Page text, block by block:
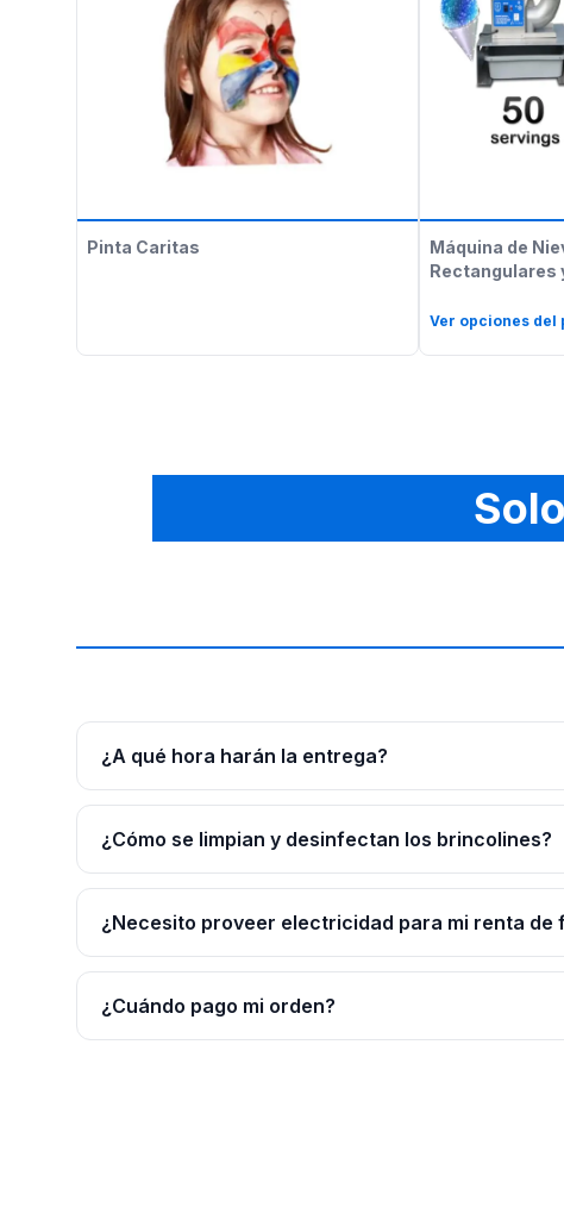
Pinta Caritas
Máquina de
Rectangulares
Ver opciones del
¿A qué hora harán la entrega?
¿Cómo se limpian y desinfectan los brincolines?
¿Necesito proveer electricidad para mi renta de
¿Cuándo pago mi orden?